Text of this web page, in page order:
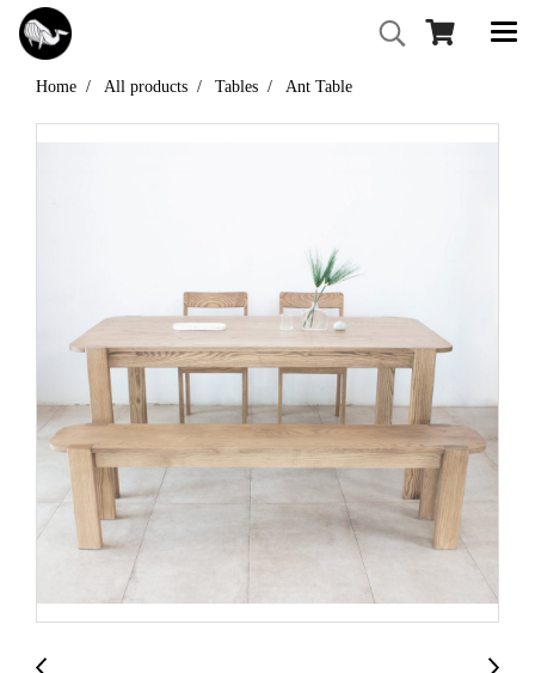
Home All products Tables Ant Table